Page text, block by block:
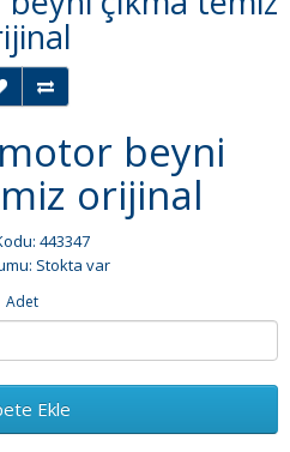
beyni
orijinal
443347
Stokta var
Adet
Ekle